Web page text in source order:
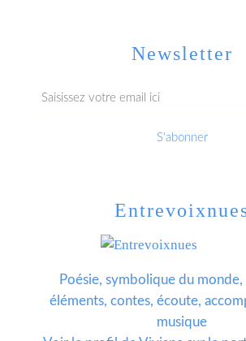
Newsletter
Poésie, symbolique du
éléments, contes, écoute,
musique